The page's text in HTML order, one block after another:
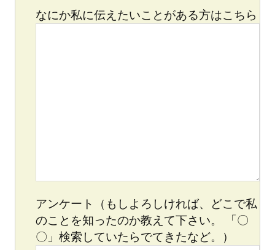
なにか私に伝えたいことがある方はこちら
アンケート（もしよろしければ、どこで私
のことを知ったのか教えて下さい。 「〇
〇」検索していたらでてきたなど。）